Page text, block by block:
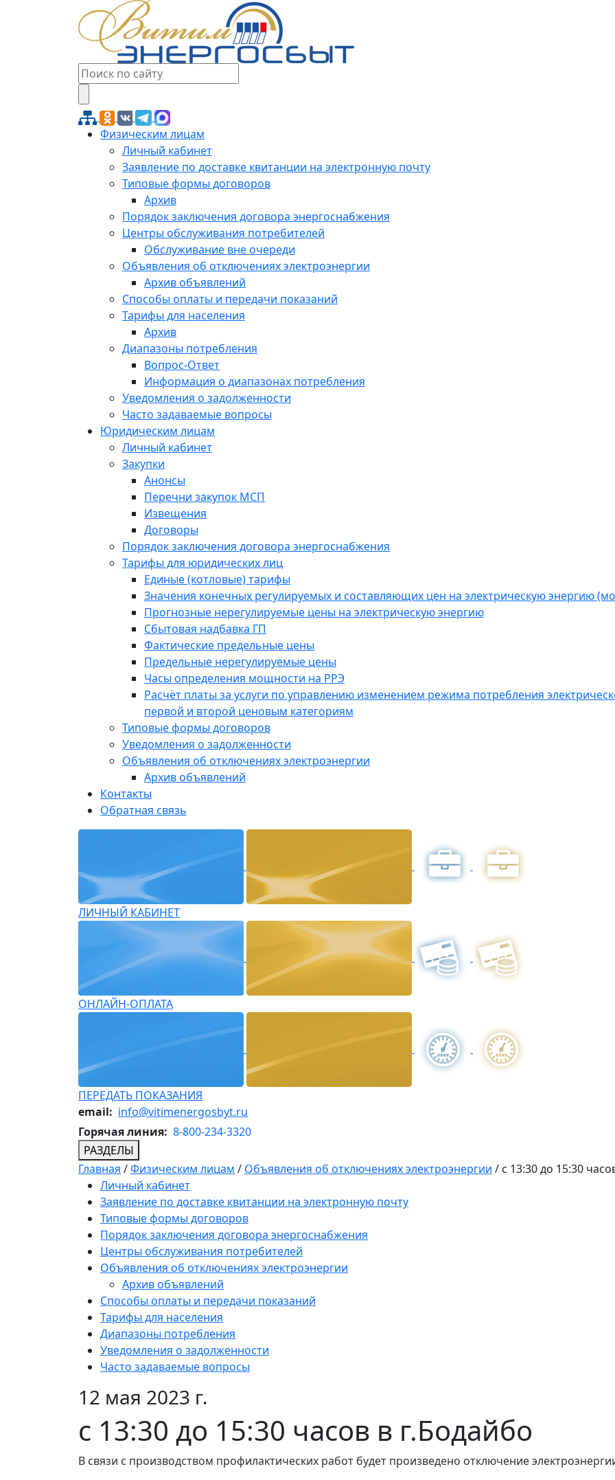
Физическим лицам
Личный кабинет
Заявление по доставке квитанции на электронную почту
Типовые формы договоров
Архив
Порядок заключения договора энергоснабжения
Центры обслуживания потребителей
Обслуживание вне очереди
Объявления об отключениях электроэнергии
Архив объявлений
Способы оплаты и передачи показаний
Тарифы для населения
Архив
Диапазоны потребления
Вопрос-Ответ
Информация о диапазонах потребления
Уведомления о задолженности
Часто задаваемые вопросы
Юридическим лицам
Личный кабинет
Закупки
Анонсы
Перечни закупок МСП
Извещения
Договоры
Порядок заключения договора энергоснабжения
Тарифы для юридических лиц
Единые (котловые) тарифы
Значения конечных регулируемых и составляющих цен на электрическую энергию
Прогнозные нерегулируемые цены на электрическую энергию
Сбытовая надбавка ГП
Фактические предельные цены
Предельные нерегулируемые цены
Часы определения мощности на РРЭ
Расчёт платы за услуги по управлению изменением режима потребления
первой и второй ценовым категориям
Типовые формы договоров
Уведомления о задолженности
Объявления об отключениях электроэнергии
Архив объявлений
Контакты
Обратная связь
ЛИЧНЫЙ КАБИНЕТ
ОНЛАЙН-ОПЛАТА
ПЕРЕДАТЬ ПОКАЗАНИЯ
email: info@vitimenergosbyt.ru
Горячая линия: 8-800-234-3320
РАЗДЕЛЫ
Главная /Физическим лицам / Объявления об отключениях электроэнергии / с 13:30 до 15:30
Личный кабинет
Заявление по доставке квитанции на электронную почту
Типовые формы договоров
Порядок заключения договора энергоснабжения
Центры обслуживания потребителей
Объявления об отключениях электроэнергии
Архив объявлений
Способы оплаты и передачи показаний
Тарифы для населения
Диапазоны потребления
Уведомления о задолженности
Часто задаваемые вопросы
12 мая 2023 г.
с 13:30 до 15:30 часов в г.Бодайбо
В связи с производством профилактических работ будет произведено отключение